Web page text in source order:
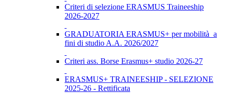
Criteri di selezione ERASMUS Traineeship
2026-2027
GRADUATORIA ERASMUS+ per mobilità a
fini di studio A.A. 2026/2027
Criteri ass. Borse Erasmus+ studio 2026-27
ERASMUS+ TRAINEESHIP - SELEZIONE
2025-26 - Rettificata